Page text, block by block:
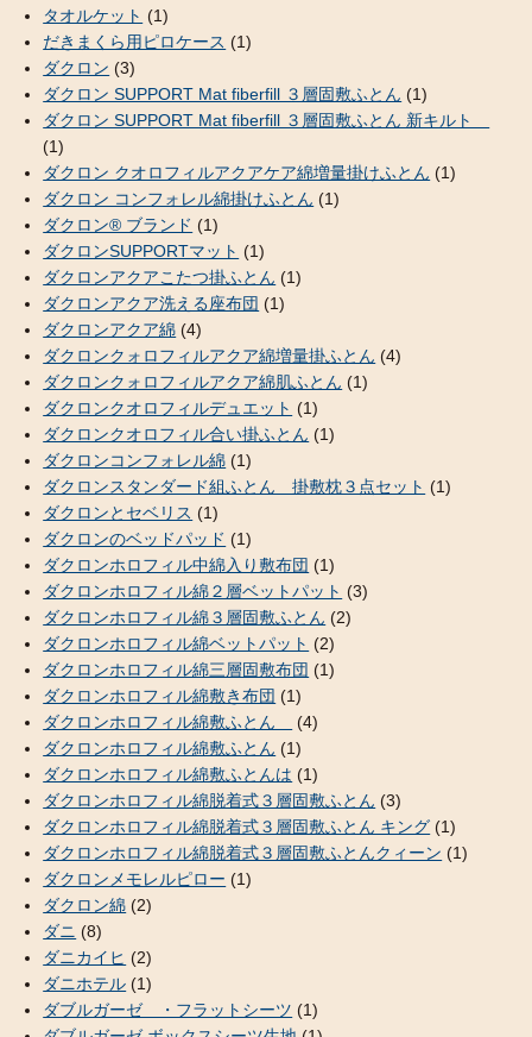
タオルケット (1)
だきまくら用ピロケース (1)
ダクロン (3)
ダクロン SUPPORT Mat fiberfill ３層固敷ふとん (1)
ダクロン SUPPORT Mat fiberfill ３層固敷ふとん 新キルト
(1)
ダクロン クオロフィルアクアケア綿増量掛けふとん (1)
ダクロン コンフォレル綿掛けふとん (1)
ダクロン® ブランド (1)
ダクロンSUPPORTマット (1)
ダクロンアクアこたつ掛ふとん (1)
ダクロンアクア洗える座布団 (1)
ダクロンアクア綿 (4)
ダクロンクォロフィルアクア綿増量掛ふとん (4)
ダクロンクォロフィルアクア綿肌ふとん (1)
ダクロンクオロフィルデュエット (1)
ダクロンクオロフィル合い掛ふとん (1)
ダクロンコンフォレル綿 (1)
ダクロンスタンダード組ふとん 掛敷枕３点セット (1)
ダクロンとセベリス (1)
ダクロンのベッドパッド (1)
ダクロンホロフィル中綿入り敷布団 (1)
ダクロンホロフィル綿２層ベットパット (3)
ダクロンホロフィル綿３層固敷ふとん (2)
ダクロンホロフィル綿ベットパット (2)
ダクロンホロフィル綿三層固敷布団 (1)
ダクロンホロフィル綿敷き布団 (1)
ダクロンホロフィル綿敷ふとん
(4)
ダクロンホロフィル綿敷ふとん (1)
ダクロンホロフィル綿敷ふとんは (1)
ダクロンホロフィル綿脱着式３層固敷ふとん (3)
ダクロンホロフィル綿脱着式３層固敷ふとん キング (1)
ダクロンホロフィル綿脱着式３層固敷ふとんクィーン (1)
ダクロンメモレルピロー (1)
ダクロン綿 (2)
ダニ (8)
ダニカイヒ (2)
ダニホテル (1)
ダブルガーゼ ・フラットシーツ (1)